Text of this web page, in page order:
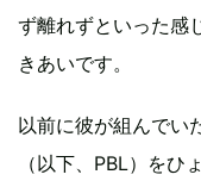
ず離れずといった感
きあいです。
以前に彼が組んでい
（以下、PBL）をひ